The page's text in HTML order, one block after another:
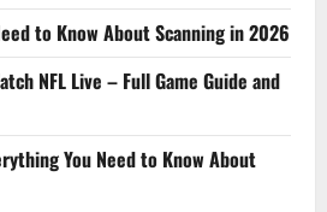
to Know About Scanning in 2026
NFL Live – Full Game Guide and
You Need to Know About